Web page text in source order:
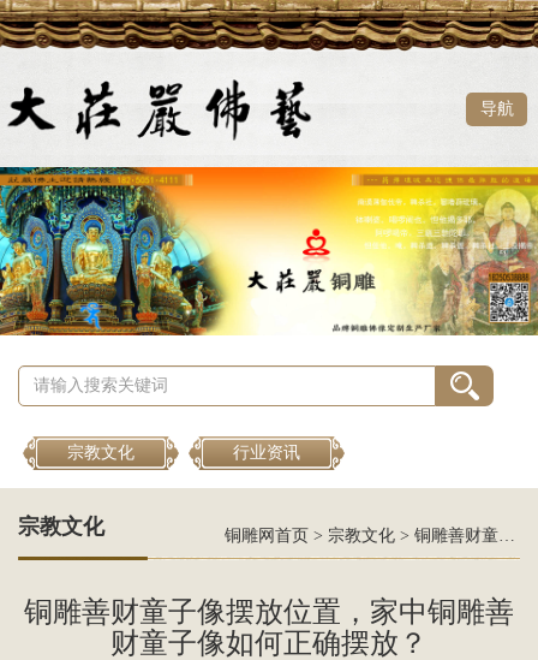
导航
宗教文化 行业资讯
宗教文化 铜雕网首页 > 宗教文化 > 铜雕善财童子像摆放位置，家中铜雕善财童子像如何正确摆放？
铜雕善财童子像摆放位置，家中铜雕善
财童子像如何正确摆放？